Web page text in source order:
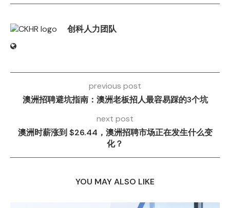
创科人力团队
previous post
澳洲招聘避坑指南：澳洲老板招人最容易踩的3个坑
next post
澳洲时薪涨到 $26.44，澳洲招聘市场正在发生什么变
化？
YOU MAY ALSO LIKE